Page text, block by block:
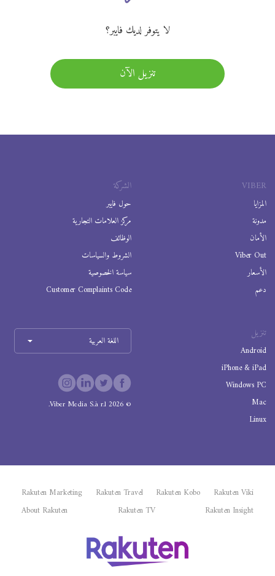
لا يتوفر لديك فايبر؟
تنزيل الآن
VIBER
المزايا
مدونة
الأمان
Viber Out
الأسعار
دعم
الشركة
حول فايبر
مركز العلامات التجارية
الوظائف
الشروط والسياسات
سياسة الخصوصية
Customer Complaints Code
تنزيل
Android
iPhone & iPad
Windows PC
Mac
Linux
اللغة العربية
©
2026
Viber Media S.à r.l.
Rakuten Viki
Rakuten Kobo
Rakuten Travel
Rakuten Marketing
Rakuten Insight
Rakuten TV
About Rakuten